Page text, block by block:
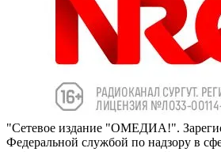
"Сетевое издание "ОМЕДИА!".
Федеральной службой по надзору в